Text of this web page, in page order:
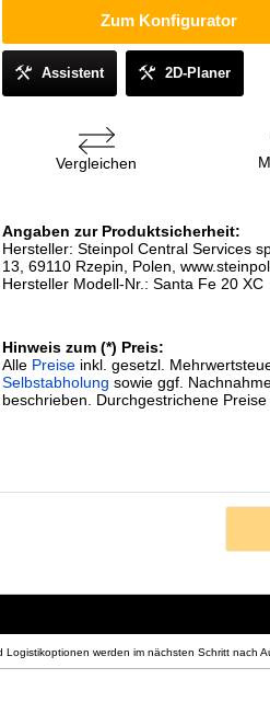
Zum Konfigurator
Assistent 2D-Planer
Vergleichen
Angaben zur Produktsicherheit:
Hersteller: Steinpol Central Services
13, 69110 Rzepin, Polen,
Hersteller Modell-Nr.: Santa Fe 20 XC
Hinweis zum (*) Preis:
Alle Preiseinkl. gesetzl.
Selbstabholung sowie ggf.
beschrieben. Durchgestrichene
Logistikoptionen werden im nächsten Schritt nach